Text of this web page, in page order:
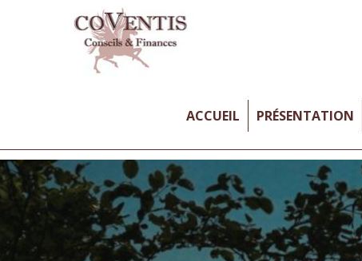
ACCUEIL PRÉSENTATION